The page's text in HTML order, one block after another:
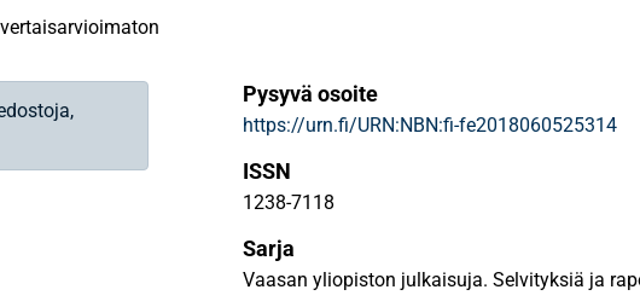
vertaisarvioimaton
Pysyvä osoite
https://urn.fi/URN:NBN:fi-fe2018060525314
ISSN
1238-7118
Sarja
Vaasan yliopiston julkaisuja. Selvityksiä ja